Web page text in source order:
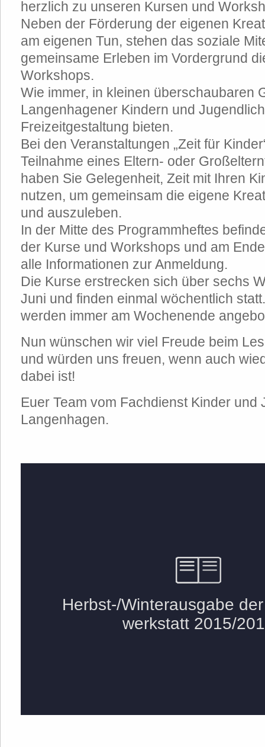
herzlich zu unseren Kursen und
Neben der Förderung der eigenen
am eigenen Tun, stehen das soziale
gemeinsame Erleben im Vordergrund
Workshops.
Wie immer, in kleinen überschaubaren
Langenhagener Kindern und
Freizeitgestaltung bieten.
Bei den Veranstaltungen „Zeit für
Teilnahme eines Eltern- oder
haben Sie Gelegenheit, Zeit mit Ihren
nutzen, um gemeinsam die eigene
und auszuleben.
In der Mitte des Programmheftes
der Kurse und Workshops und am
alle Informationen zur Anmeldung.
Die Kurse erstrecken sich über sechs
Juni und finden einmal wöchentlich
werden immer am Wochenende
Nun wünschen wir viel Freude beim
und würden uns freuen, wenn auch
dabei ist!
Euer Team vom Fachdienst Kinder und
Langenhagen.